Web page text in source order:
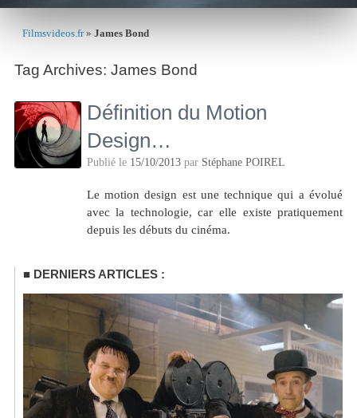
Filmsvideos.fr» James Bond
Tag Archives: James Bond
Définition du Motion
Design…
Publié le 15/10/2013 par Stéphane POIREL
Le motion design est une technique qui a évolué
avec la technologie, car elle existe pratiquement
depuis les débuts du cinéma.
DERNIERS ARTICLES :